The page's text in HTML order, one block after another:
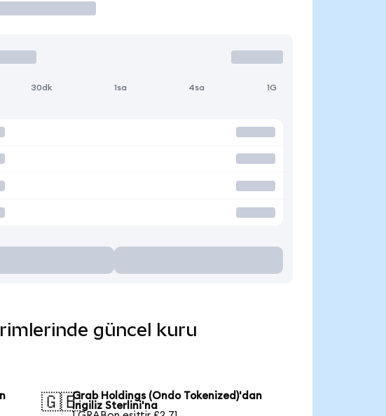
30dk 1sa 4sa 1G
güncel kuru
🇬🇧Grab Holdings (Ondo Tokenized)'dan
İngiliz Sterlini'na